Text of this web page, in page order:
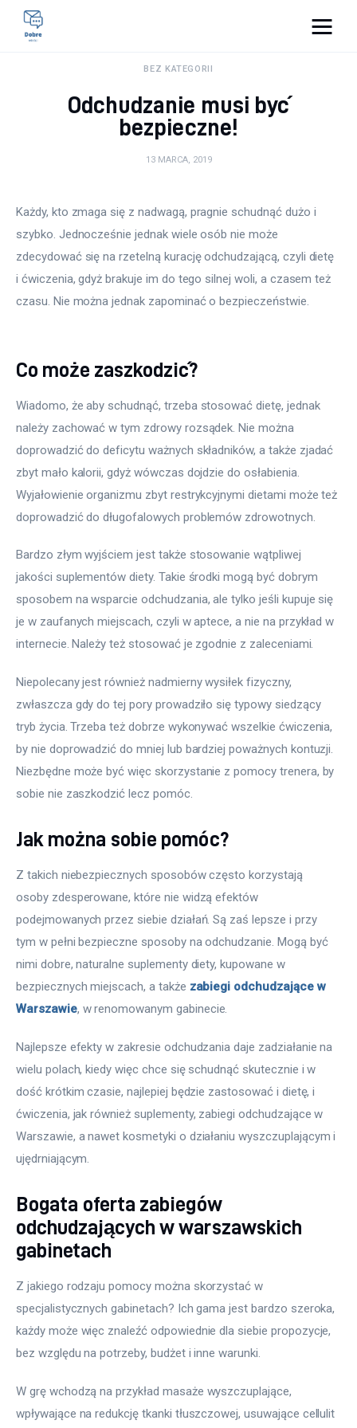
Lifestyle
Uroda
Więcej
BEZ KATEGORII
Odchudzanie musi być
bezpieczne!
13 MARCA, 2019
Każdy, kto zmaga się z nadwagą, pragnie schudnąć dużo i
szybko. Jednocześnie jednak wiele osób nie może
zdecydować się na rzetelną kurację odchudzającą, czyli dietę
i ćwiczenia, gdyż brakuje im do tego silnej woli, a czasem też
czasu. Nie można jednak zapominać o bezpieczeństwie.
Co może zaszkodzić?
Wiadomo, że aby schudnąć, trzeba stosować dietę, jednak
należy zachować w tym zdrowy rozsądek. Nie można
doprowadzić do deficytu ważnych składników, a także zjadać
zbyt mało kalorii, gdyż wówczas dojdzie do osłabienia.
Wyjałowienie organizmu zbyt restrykcyjnymi dietami może też
doprowadzić do długofalowych problemów zdrowotnych.
Bardzo złym wyjściem jest także stosowanie wątpliwej
jakości suplementów diety. Takie środki mogą być dobrym
sposobem na wsparcie odchudzania, ale tylko jeśli kupuje się
je w zaufanych miejscach, czyli w aptece, a nie na przykład w
internecie. Należy też stosować je zgodnie z zaleceniami.
Niepolecany jest również nadmierny wysiłek fizyczny,
zwłaszcza gdy do tej pory prowadziło się typowy siedzący
tryb życia. Trzeba też dobrze wykonywać wszelkie ćwiczenia,
by nie doprowadzić do mniej lub bardziej poważnych kontuzji.
Niezbędne może być więc skorzystanie z pomocy trenera, by
sobie nie zaszkodzić lecz pomóc.
Jak można sobie pomóc?
Z takich niebezpiecznych sposobów często korzystają
osoby zdesperowane, które nie widzą efektów
podejmowanych przez siebie działań. Są zaś lepsze i przy
tym w pełni bezpieczne sposoby na odchudzanie. Mogą być
nimi dobre, naturalne suplementy diety, kupowane w
bezpiecznych miejscach, a także zabiegi odchudzające w
Warszawie, w renomowanym gabinecie.
Najlepsze efekty w zakresie odchudzania daje zadziałanie na
wielu polach, kiedy więc chce się schudnąć skutecznie i w
dość krótkim czasie, najlepiej będzie zastosować i dietę, i
ćwiczenia, jak również suplementy, zabiegi odchudzające w
Warszawie, a nawet kosmetyki o działaniu wyszczuplającym i
ujędrniającym.
Bogata oferta zabiegów
odchudzających w warszawskich
gabinetach
Z jakiego rodzaju pomocy można skorzystać w
specjalistycznych gabinetach? Ich gama jest bardzo szeroka,
każdy może więc znaleźć odpowiednie dla siebie propozycje,
bez względu na potrzeby, budżet i inne warunki.
W grę wchodzą na przykład masaże wyszczuplające,
wpływające na redukcję tkanki tłuszczowej, usuwające cellulit